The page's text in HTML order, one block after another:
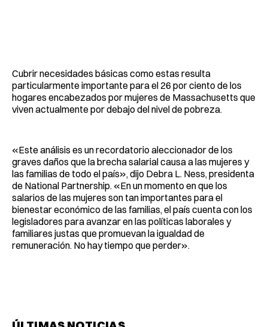
Cubrir necesidades básicas como estas resulta
particularmente importante para el 26 por ciento de los
hogares encabezados por mujeres de Massachusetts que
viven actualmente por debajo del nivel de pobreza.
«Este análisis es un recordatorio aleccionador de los
graves daños que la brecha salarial causa a las mujeres y
las familias de todo el país», dijo Debra L. Ness, presidenta
de National Partnership. «En un momento en que los
salarios de las mujeres son tan importantes para el
bienestar económico de las familias, el país cuenta con los
legisladores para avanzar en las políticas laborales y
familiares justas que promuevan la igualdad de
remuneración. No hay tiempo que perder».